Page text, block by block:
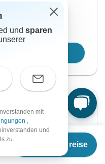
Termine & Preise
genutztem
Donnerstag
Sep, 2026
und sparen
mit
,
und
zu.